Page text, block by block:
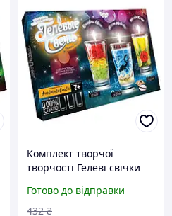
Комплект творчої
творчості Гелеві свічки
інтер'єру GS-02-01
impulse
Готово до відправки
432 ₴